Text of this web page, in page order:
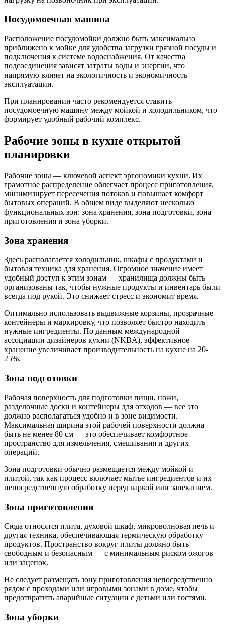
Посудомоечная машина
Расположение посудомойки должно быть максимально
приближено к мойке для удобства загрузки грязной посуды и
подключения к системе водоснабжения. От качества
подсоединения зависят затраты воды и энергии, что
напрямую влияет на экологичность и экономичность
эксплуатации.
При планировании часто рекомендуется ставить
посудомоечную машину между мойкой и холодильником, что
формирует удобный рабочий комплекс.
Рабочие зоны в кухне открытой
планировки
Рабочие зоны — ключевой аспект эргономики кухни. Их
грамотное распределение облегчает процесс приготовления,
минимизирует пересечения потоков и повышает комфорт
бытовых операций. В общем виде выделяют несколько
функциональных зон: зона хранения, зона подготовки, зона
приготовления и зона уборки.
Зона хранения
Здесь располагается холодильник, шкафы с продуктами и
бытовая техника для хранения. Огромное значение имеет
удобный доступ к этим зонам — хранилища должны быть
организованы так, чтобы нужные продукты и инвентарь были
всегда под рукой. Это снижает стресс и экономит время.
Оптимально использовать выдвижные корзины, прозрачные
контейнеры и маркировку, что позволяет быстро находить
нужные ингредиенты. По данным международной
ассоциации дизайнеров кухни (NKBA), эффективное
хранение увеличивает производительность на кухне на 20-
25%.
Зона подготовки
Рабочая поверхность для подготовки пищи, ножи,
разделочные доски и контейнеры для отходов — все это
должно располагаться удобно и в зоне видимости.
Максимальная ширина этой рабочей поверхности должна
быть не менее 80 см — это обеспечивает комфортное
пространство для измельчения, смешивания и других
операций.
Зона подготовки обычно размещается между мойкой и
плитой, так как процесс включает мытье ингредиентов и их
непосредственную обработку перед варкой или запеканием.
Зона приготовления
Сюда относятся плита, духовой шкаф, микроволновая печь и
другая техника, обеспечивающая термическую обработку
продуктов. Пространство вокруг плиты должно быть
свободным и безопасным — с минимальным риском ожогов
или зацепок.
Не следует размещать зону приготовления непосредственно
рядом с проходами или игровыми зонами в доме, чтобы
предотвратить аварийные ситуации с детьми или гостями.
Зона уборки